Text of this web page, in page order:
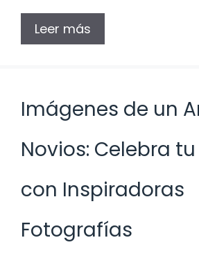
Leer más
Imágenes de un
Novios: Celebra
con Inspiradoras
Fotografías